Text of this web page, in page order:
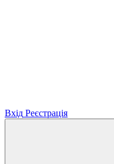
Вхід Реєстрація